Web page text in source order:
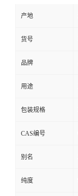
产地
货号
品牌
用途
包装规格
CAS编号
别名
纯度